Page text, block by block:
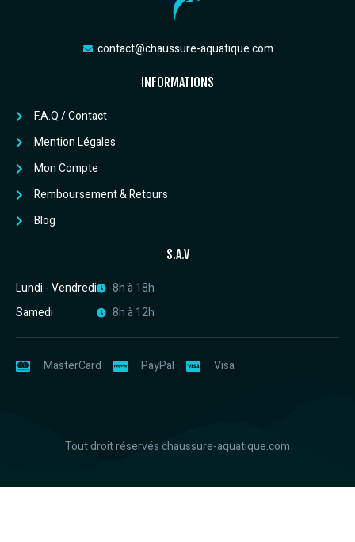
contact@chaussure-aquatique.com
INFORMATIONS
F.A.Q / Contact
Mention Légales
Mon Compte
Remboursement & Retours
Blog
S.A.V
Lundi - Vendredi
Samedi
8h à 18h
8h à 12h
MasterCard PayPal Visa
Tout droit réservés chaussure-aquatique.com